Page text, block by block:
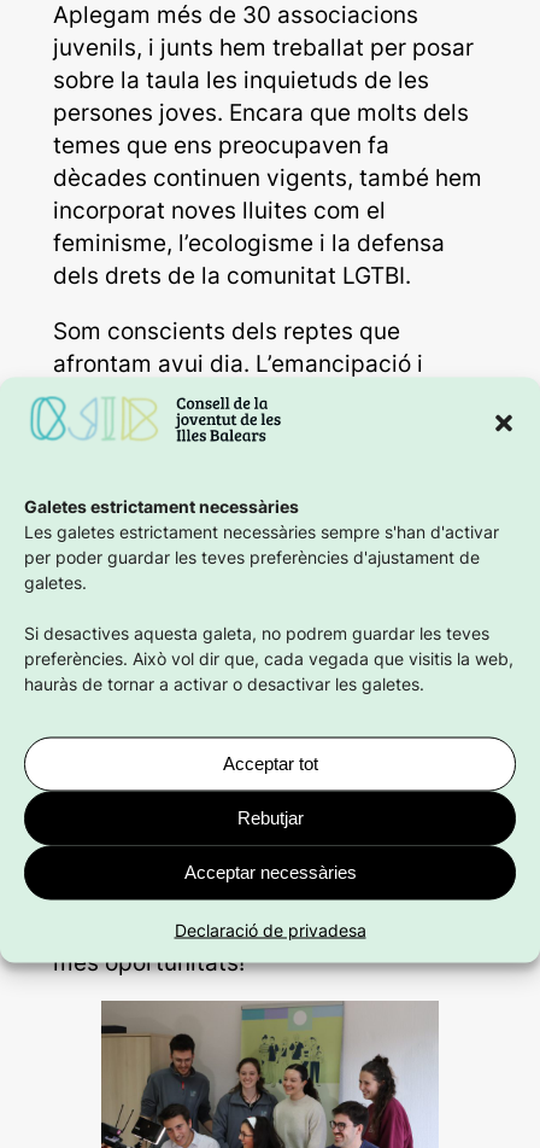
Galetes estrictament necessàries
Les galetes estrictament necessàries sempre s'han d'activar
per poder guardar les teves preferències d'ajustament de
galetes.
Si desactives aquesta galeta, no podrem guardar les teves
preferències. Això vol dir que, cada vegada que visitis la web,
hauràs de tornar a activar o desactivar les galetes.
Acceptar tot
Rebutjar
Acceptar necessàries
Declaració de privadesa
Aplegam més de 30 associacions
juvenils, i junts hem treballat per posar
sobre la taula les inquietuds de les
persones joves. Encara que molts dels
temes que ens preocupaven fa
dècades continuen vigents, també hem
incorporat noves lluites com el
feminisme, l’ecologisme i la defensa
dels drets de la comunitat LGTBI.
Som conscients dels reptes que
afrontam avui dia. L’emancipació i
l’habitatge són dues de les grans
preocupacions del jovent, juntament
la massificació turística i el model
econòmic de les Illes. Per això, estam
treballant en la creació de Consells de
la Joventut insulars i hem proposat
mesures com la regulació dels preus
del lloguer.
aconseguit grans fites, com l’aprovació
de la Llei de la Joventut i el nostre
paper clau en l’impuls del teixit
associatiu juvenil.
Seguirem lluitant per un futur on el
jovent de les Balears tingui més veu i
més oportunitats!